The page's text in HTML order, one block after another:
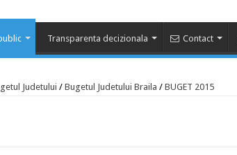
Transparenta decizionala Contact
Judetului / Bugetul Judetului Braila / BUGET 2015